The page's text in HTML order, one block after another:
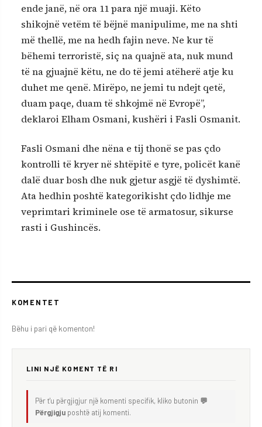
ende janë, në ora 11 para një muaji. Këto
shikojnë vetëm të bëjnë manipulime, me na shti
më thellë, me na hedh fajin neve. Ne kur të
bëhemi terroristë, siç na quajnë ata, nuk mund
të na gjuajnë këtu, ne do të jemi atëherë atje ku
duhet me qenë. Mirëpo, ne jemi tu ndejt qetë,
duam paqe, duam të shkojmë në Evropë”,
deklaroi Elham Osmani, kushëri i Fasli Osmanit.
Fasli Osmani dhe nëna e tij thonë se pas çdo
kontrolli të kryer në shtëpitë e tyre, policët kanë
dalë duar bosh dhe nuk gjetur asgjë të dyshimtë.
Ata hedhin poshtë kategorikisht çdo lidhje me
veprimtari kriminele ose të armatosur, sikurse
rasti i Gushincës.
KOMENTET
Bëhu i pari që komenton!
LINI NJË KOMENT TË RI
Për t'u përgjigjur një komenti specifik, kliko butonin 💬
Përgjigju poshtë atij komenti.